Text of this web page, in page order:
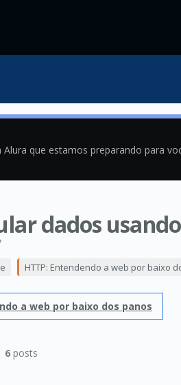
que estamos preparando para
dados
HTTP: Entendendo a web por baixo
a web por baixo dos panos
6 posts